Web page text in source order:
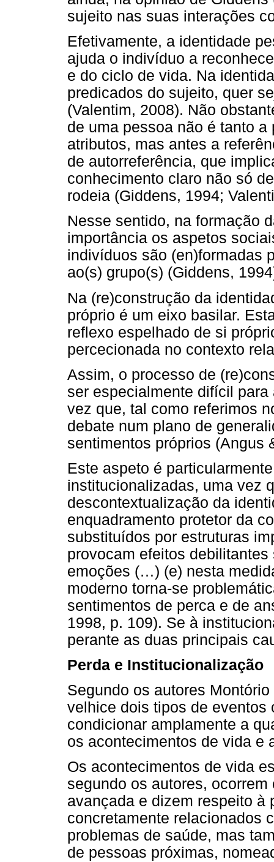
sujeito nas suas interações
Efetivamente, a identidade
ajuda o indivíduo a
e do ciclo de vida. Na
predicados do sujeito, quer
(Valentim, 2008). Não
de uma pessoa não é tanto
atributos, mas antes a
de autorreferência, que
conhecimento claro não só
rodeia (Giddens, 1994;
Nesse sentido, na formação
importância os aspetos
indivíduos são (en)formadas
ao(s) grupo(s) (Giddens,
Na (re)construção da
próprio é um eixo basilar.
reflexo espelhado de si
percecionada no contexto
Assim, o processo de
ser especialmente difícil
vez que, tal como referimos
debate num plano de
sentimentos próprios (Angus
Este aspeto é
institucionalizadas, uma vez
descontextualização da
enquadramento protetor da
substituídos por estruturas
provocam efeitos
emoções (…) (e) nesta
moderno torna-se
sentimentos de perca e de
1998, p. 109). Se à
perante as duas principais
Perda e Institucionalização
Segundo os autores
velhice dois tipos de
condicionar amplamente a
os acontecimentos de vida e
Os acontecimentos de vida
segundo os autores,
avançada e dizem respeito
concretamente relacionados
problemas de saúde, mas
de pessoas próximas,